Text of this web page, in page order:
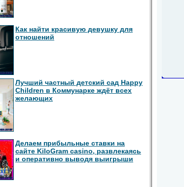
Как найти красивую девушку для
отношений
Лучший частный детский сад Happy
Children в Коммунарке ждёт всех
желающих
Делаем прибыльные ставки на
сайте KiloGram casino, развлекаясь
и оперативно выводя выигрыши